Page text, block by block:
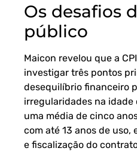
Os desafios
público
Maicon revelou que a
investigar três pontos
desequilíbrio financeiro
irregularidades na
uma média de cinco
com até 13 anos de uso,
e fiscalização do